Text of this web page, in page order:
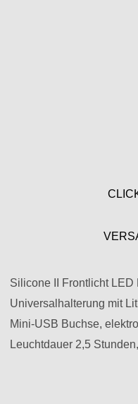
Silicone II Frontlicht LED
Universalhalterung mit
Mini-USB Buchse,
Leuchtdauer 2,5